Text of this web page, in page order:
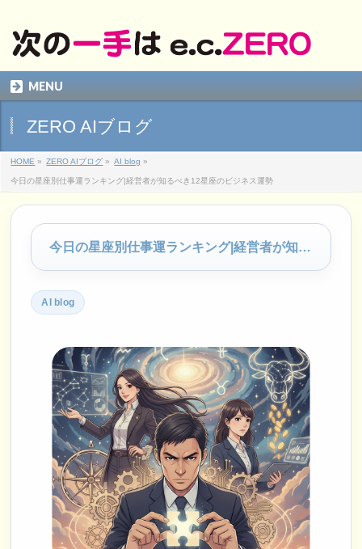
MENU
ZERO AIブログ
HOME » ZERO AIブログ » AI blog »
今日の星座別仕事運ランキング|経営者が知るべき12星座のビジネス運勢
今日の星座別仕事運ランキング|経営者が知るべき12星座のビジネス運勢
AI blog